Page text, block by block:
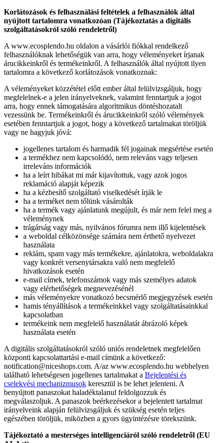
Korlátozások és felhasználási feltételek a felhasználók által
nyújtott tartalomra vonatkozóan (Tájékoztatás a digitális
szolgáltatásokról szóló rendeletről)
A www.ecosplendo.hu oldalon a vásárlói fiókkal rendelkező
felhasználóknak lehetőségük van arra, hogy véleményeket írjanak
árucikkeinkről és termékeinkről. A felhasználók által nyújtott ilyen
tartalomra a következő korlátozások vonatkoznak:
A véleményeket közzététel előtt ember által felülvizsgáljuk, hogy
megfelelnek-e a jelen irányelveknek, valamint fenntartjuk a jogot
arra, hogy ennek támogatására algoritmikus döntéshozatalt
vezessünk be. Termékeinkről és árucikkeinkről szóló vélemények
esetében fenntartjuk a jogot, hogy a következő tartalmakat töröljük
vagy ne hagyjuk jóvá:
jogellenes tartalom és harmadik fél jogainak megsértése esetén
a termékhez nem kapcsolódó, nem releváns vagy teljesen
irreleváns információk
ha a leírt hibákat mi már kijavítottuk, vagy azok jogos
reklamáció alapját képezik
ha a kézbesítő szolgáltató viselkedését írják le
ha a terméket nem tőlünk vásárolták
ha a termék vagy ajánlatunk megújult, és már nem felel meg a
véleménynek
trágárság vagy más, nyilvános fórumra nem illő kijelentések
a weboldal célközönsége számára nem érthető nyelvezet
használata
reklám, spam vagy más termékekre, ajánlatokra, weboldalakra
vagy konkrét versenytársakra való nem megfelelő
hivatkozások esetén
e-mail címek, telefonszámok vagy más személyes adatok
vagy elérhetőségek megnevezésénél
más véleményekre vonatkozó becsmérlő megjegyzések esetén
hamis tényállítások a termékeinkkel vagy szolgáltatásainkkal
kapcsolatban
termékeink nem megfelelő használatát ábrázoló képek
használata esetén
A digitális szolgáltatásokról szóló uniós rendeletnek megfelelően
központi kapcsolattartási e-mail címünk a következő:
notification@niceshops.com. A/az www.ecosplendo.hu webhelyen
található lehetségesen jogellenes tartalmakat a Bejelentési és
cselekvési mechanizmusok keresztül is be lehet jelenteni. A
benyújtott panaszokat haladéktalanul feldolgozzuk és
megválaszoljuk. A panaszok beérkezésekor a bejelentett tartalmat
irányelveink alapján felülvizsgáljuk és szükség esetén teljes
egészében töröljük, miközben a gyors ügyintézésre törekszünk.
Tájékoztató a mesterséges intelligenciáról szóló rendeletről (EU